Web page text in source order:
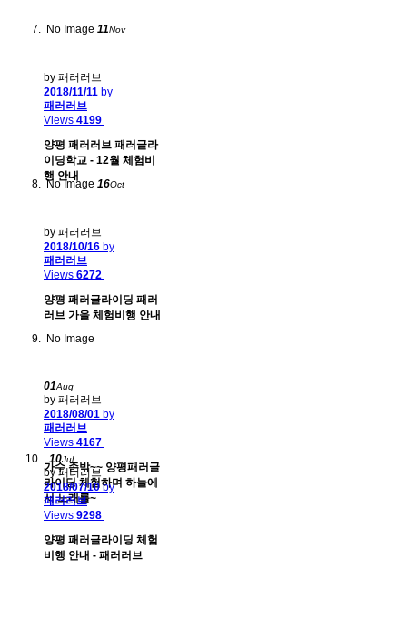
No Image 11Nov
by 패러러브
2018/11/11 by
패러러브
Views 4199
양평 패러러브 패러글라
이딩학교 - 12월 체험비
행 안내
No Image 16Oct
by 패러러브
2018/10/16 by
패러러브
Views 6272
양평 패러글라이딩 패러
러브 가을 체험비행 안내
No Image
01Aug
by 패러러브
2018/08/01 by
패러러브
Views 4167
가수 존박~~ 양평패러글
라이딩 체험하며 하늘에
서 노래를~
10Jul
by 패러러브
2018/07/10by
패러러브
Views 9298
양평 패러글라이딩 체험
비행 안내 - 패러러브